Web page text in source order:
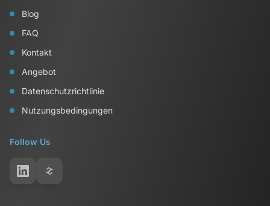
Blog
FAQ
Kontakt
Angebot
Datenschutzrichtlinie
Nutzungsbedingungen
Follow Us